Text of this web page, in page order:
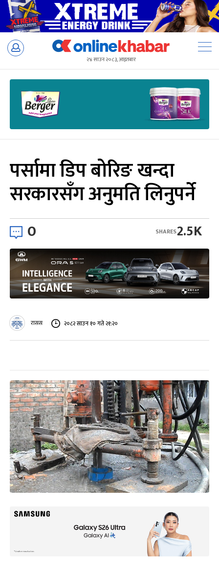
Skip
२४ साउन २०८३, आइतबार
पर्सामा डिप बोरिङ खन्दा
सरकारसँग अनुमति लिनुपर्ने
0 2.5K
SHARES
रासस २०८२ साउन १० गते २१:२०